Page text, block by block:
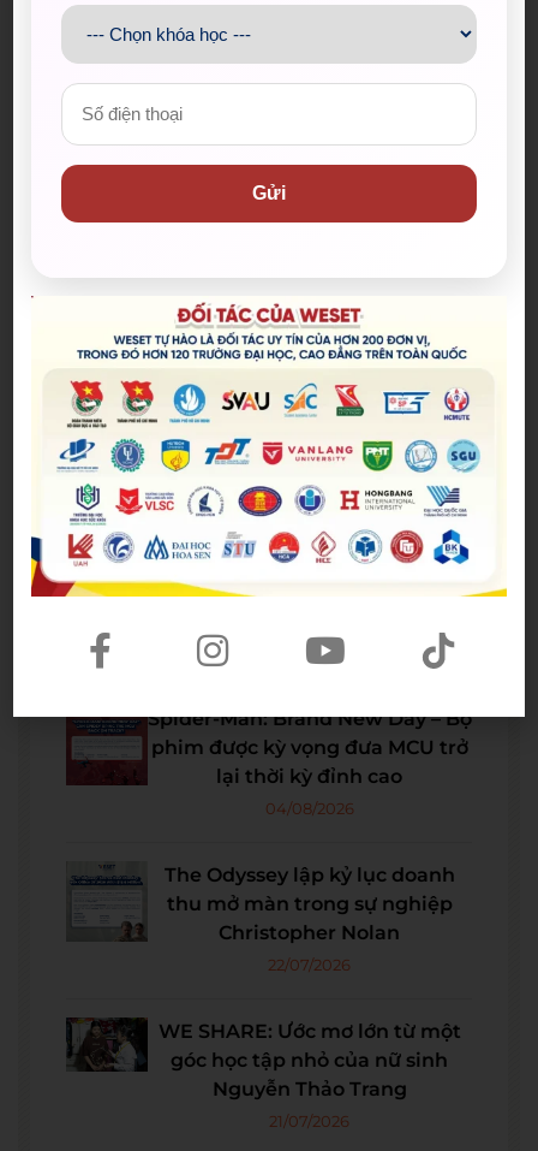
Bài viết mới nhất
Spider-Man: Brand New Day – Bộ
phim được kỳ vọng đưa MCU trở
lại thời kỳ đỉnh cao
04/08/2026
The Odyssey lập kỷ lục doanh
thu mở màn trong sự nghiệp
Christopher Nolan
22/07/2026
WE SHARE: Ước mơ lớn từ một
góc học tập nhỏ của nữ sinh
Nguyễn Thảo Trang
21/07/2026
Gửi